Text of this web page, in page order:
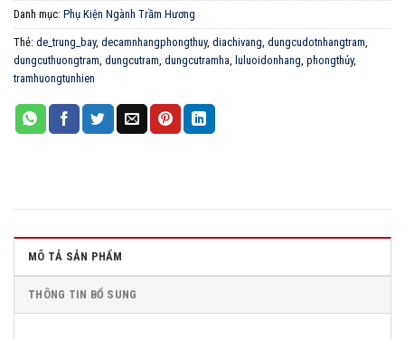
Danh mục: Phụ Kiện Ngành Trầm Hương
Thẻ: de_trung_bay, decamnhangphongthuy, diachivang dungcudotnhangtram
dungcuthuongtram dungcutram dungcutramha luluoidonhang phongthủy,
tramhuongtunhien
MÔ TẢ SẢN PHẨM
THÔNG TIN BỔ SUNG